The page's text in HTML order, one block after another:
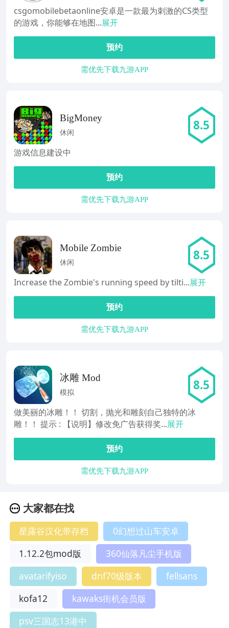
csgomobilebetaonline安卓是一款最为刺激的CS类型
的游戏，你能够在地图...展开
预约
需优先下载九游APP
BigMoney
休闲 8.5
游戏信息建设中
预约
需优先下载九游APP
Mobile Zombie
休闲 8.5
Increase the Zombie's running speed by tilti...展开
预约
需优先下载九游APP
冰雕 Mod
模拟 8.5
做美丽的冰雕！！ 切割，抛光和雕刻自己独特的冰
雕！！ 提示 : 【说明】修改免广告获得奖...展开
预约
需优先下载九游APP
大家都在找
星露谷汉化带存档
0幻想过山车安卓
1.12.2包mod版
360仙落凡尘手机版
avatarifyiso
dnf70级版本
fellsans
kofa12
kawaks街机会员版
psv三国志13港中